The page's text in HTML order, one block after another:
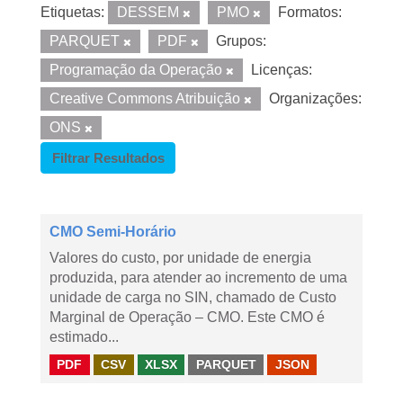
Etiquetas: DESSEM PMO
Formatos:
PARQUET
PDF
Grupos:
Programação da Operação
Licenças:
Creative Commons Atribuição
Organizações:
ONS
Filtrar Resultados
CMO Semi-Horário
Valores do custo, por unidade de energia
produzida, para atender ao incremento de uma
unidade de carga no SIN, chamado de Custo
Marginal de Operação – CMO. Este CMO é
estimado...
PDF CSV XLSX PARQUET JSON